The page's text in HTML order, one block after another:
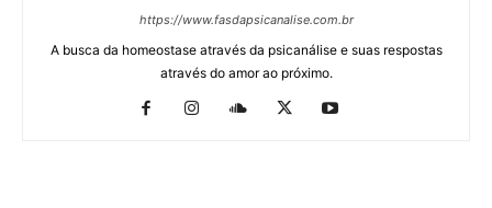
https://www.fasdapsicanalise.com.br
A busca da homeostase através da psicanálise e suas respostas
através do amor ao próximo.